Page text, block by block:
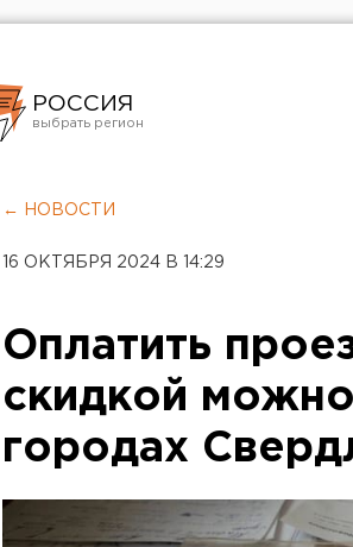
РОССИЯ
Челябинск
← НОВОСТИ
16 ОКТЯБРЯ 2024 В 14:29
Оплатить
скидкой
городах